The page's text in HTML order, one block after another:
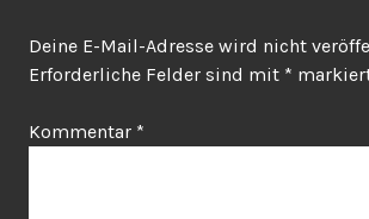
Deine E-Mail-Adresse wird nicht
Erforderliche Felder sind mit *
Kommentar *